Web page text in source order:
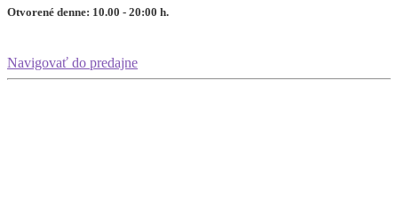
Otvorené denne: 10.00 - 20:00 h.
Navigovať do predajne